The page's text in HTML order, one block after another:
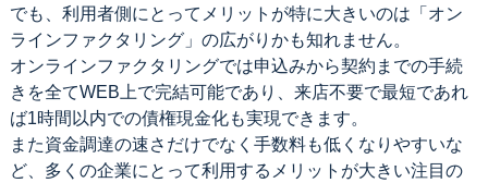
でも、利用者側にとってメリットが特に大きいのは「オン
ラインファクタリング」の広がりかも知れません。
オンラインファクタリングでは申込みから契約までの手続
きを全てWEB上で完結可能であり、来店不要で最短であれ
ば1時間以内での債権現金化も実現できます。
また資金調達の速さだけでなく手数料も低くなりやすいな
ど、多くの企業にとって利用するメリットが大きい注目の